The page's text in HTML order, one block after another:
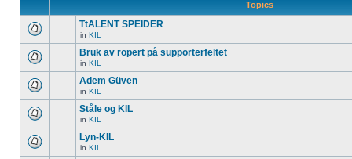
Topics
TtALENT SPEIDER
in KIL
Bruk av ropert på supporterfeltet
in KIL
Adem Güven
in KIL
Ståle og KIL
in KIL
Lyn-KIL
in KIL